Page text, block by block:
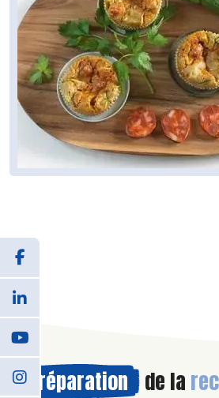
Préparation de la